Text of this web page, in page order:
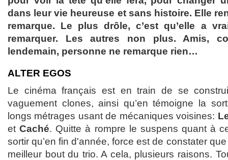
dans leur vie heureuse et sans histoire. Elle
remarque. Le plus drôle, c’est qu’elle a
remarquer. Les autres non plus. Amis,
lendemain, personne ne remarque rien…
ALTER EGOS
Le cinéma français est en train de se
vaguement clones, ainsi qu’en témoigne la
longs métrages usant de mécaniques voisines:
etCaché. Quitte à rompre le suspens quant à
sortir qu’en fin d'année, force est de constater
meilleur bout du trio. A cela, plusieurs raisons.